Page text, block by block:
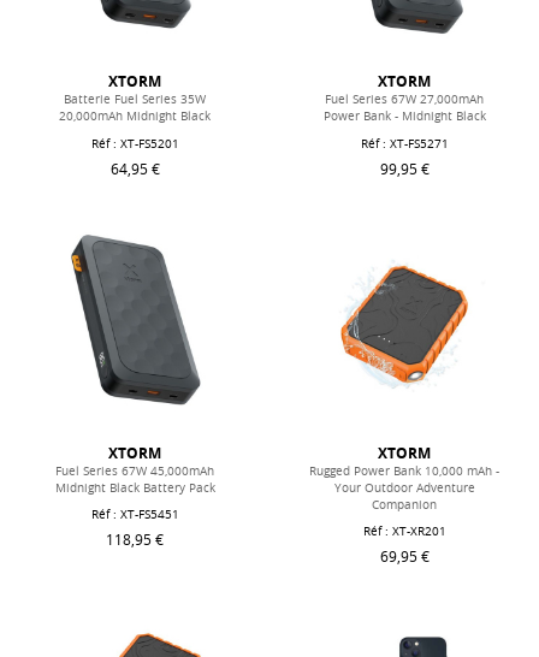
XTORM
Batterie Fuel Series 35W
20,000mAh Midnight Black
Réf : XT-FS5201
64,95 €
XTORM
Fuel Series 67W 27,000mAh
Power Bank - Midnight Black
Réf : XT-FS5271
99,95 €
XTORM
Fuel Series 67W 45,000mAh
Midnight Black Battery Pack
Réf : XT-FS5451
118,95 €
XTORM
Rugged Power Bank 10,000 mAh -
Your Outdoor Adventure
Companion
Réf : XT-XR201
69,95 €